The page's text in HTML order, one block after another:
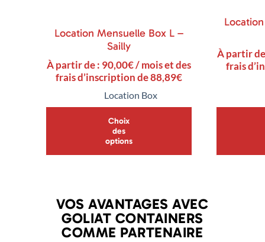
Location Mensuelle Box L –
Sailly
À partir de : 90,00€/ mois et des
frais d’inscription de88,89€
Location Box
Choix
des
options
À partir
frais
VOS AVANTAGES AVEC
GOLIAT CONTAINERS
COMME PARTENAIRE